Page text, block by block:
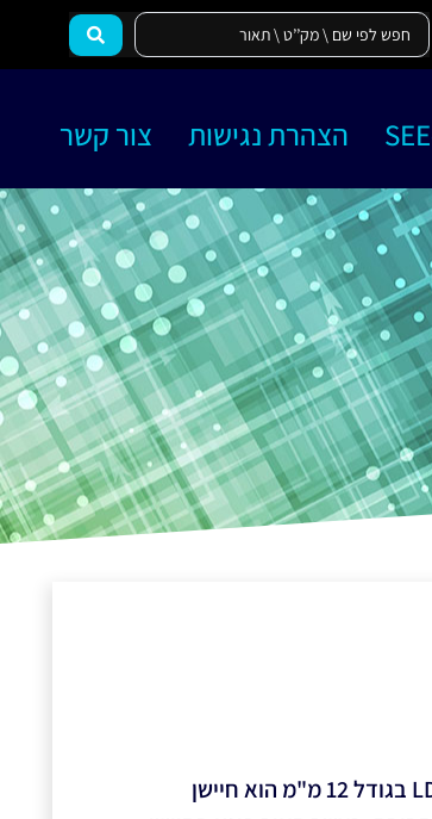
הצהרת נגישות צור קשר
חיישן LDR (Light Dependent Resistor) בגודל 12 מ"מ הוא חיישן